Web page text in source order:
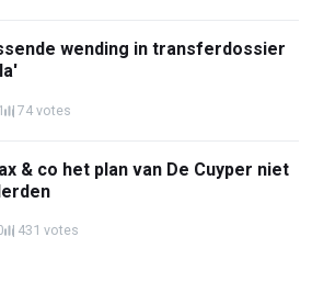
wending in transferdossier
74 votes
& co het plan van De Cuyper niet
431 votes